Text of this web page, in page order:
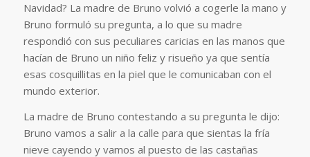
Navidad? La madre de Bruno volvió a cogerle la mano y
Bruno formuló su pregunta, a lo que su madre
respondió con sus peculiares caricias en las manos que
hacían de Bruno un niño feliz y risueño ya que sentía
esas cosquillitas en la piel que le comunicaban con el
mundo exterior.
La madre de Bruno contestando a su pregunta le dijo:
Bruno vamos a salir a la calle para que sientas la fría
nieve cayendo y vamos al puesto de las castañas